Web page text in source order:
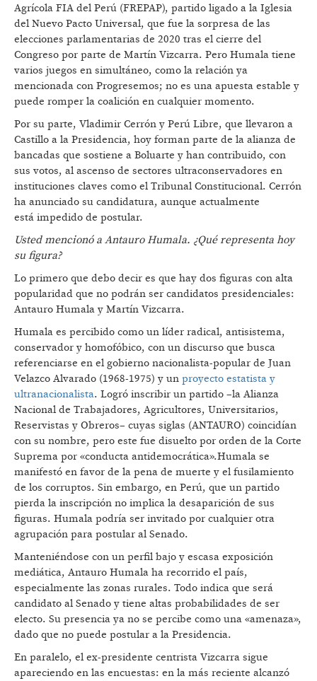
Agrícola FIA del Perú (FREPAP), partido ligado a la Iglesia
del Nuevo Pacto Universal, que fue la sorpresa de las
elecciones parlamentarias de 2020 tras el cierre del
Congreso por parte de Martín Vizcarra. Pero Humala tiene
varios juegos en simultáneo, como la relación ya
mencionada con Progresemos; no es una apuesta estable y
puede romper la coalición en cualquier momento.
Por su parte, Vladimir Cerrón y Perú Libre, que llevaron a
Castillo a la Presidencia, hoy forman parte de la alianza de
bancadas que sostiene a Boluarte y han contribuido, con
sus votos, al ascenso de sectores ultraconservadores en
instituciones claves como el Tribunal Constitucional. Cerrón
ha anunciado su candidatura, aunque actualmente
está impedido de postular.
Usted mencionó a Antauro Humala. ¿Qué representa hoy
su figura?
Lo primero que debo decir es que hay dos figuras con alta
popularidad que no podrán ser candidatos presidenciales:
Antauro Humala y Martín Vizcarra.
Humala es percibido como un líder radical, antisistema,
conservador y homofóbico, con un discurso que busca
referenciarse en el gobierno nacionalista-popular de Juan
Velazco Alvarado (1968-1975) y un proyecto estatista y
ultranacionalista. Logró inscribir un partido –la Alianza
Nacional de Trabajadores, Agricultores, Universitarios,
Reservistas y Obreros– cuyas siglas (ANTAURO) coincidían
con su nombre, pero este fue disuelto por orden de la Corte
Suprema por «conducta antidemocrática».Humala se
manifestó en favor de la pena de muerte y el fusilamiento
de los corruptos. Sin embargo, en Perú, que un partido
pierda la inscripción no implica la desaparición de sus
figuras. Humala podría ser invitado por cualquier otra
agrupación para postular al Senado.
Manteniéndose con un perfil bajo y escasa exposición
mediática, Antauro Humala ha recorrido el país,
especialmente las zonas rurales. Todo indica que será
candidato al Senado y tiene altas probabilidades de ser
electo. Su presencia ya no se percibe como una «amenaza»,
dado que no puede postular a la Presidencia.
En paralelo, el ex-presidente centrista Vizcarra sigue
apareciendo en las encuestas: en la más reciente alcanzó